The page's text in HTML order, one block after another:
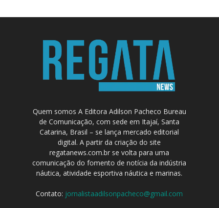
Quem somos A Editora Adilson Pacheco Bureau
de Comunicação, com sede em Itajaí, Santa
Catarina, Brasil – se lança mercado editorial
digital. A partir da criação do site
regatanews.com.br se volta para uma
comunicação do fomento de notícia da indústria
náutica, atividade esportiva náutica e marinas.
Contato: jornalistaadilsonpacheco@gmail.com